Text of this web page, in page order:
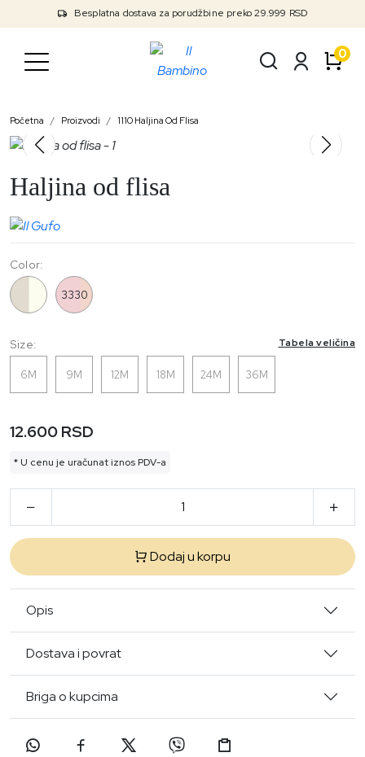
Besplatna dostava za porudžbine preko 29.999 RSD
0
Početna Proizvodi 1110 Haljina Od Flisa
Haljina od flisa
Size: Tabela veličina
6M 9M 12M 18M 24M 36M
Color:
3330
12.600 RSD
* U cenu je uračunat iznos PDV-a
Dodaj u korpu
Opis
Dostava i povrat
Briga o kupcima